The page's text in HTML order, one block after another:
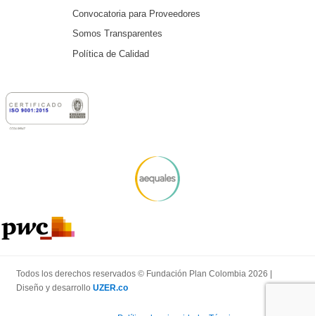
Convocatoria para Proveedores
Somos Transparentes
Política de Calidad
Todos los derechos reservados © Fundación Plan Colombia 2026 |
Diseño y desarrollo UZER.co